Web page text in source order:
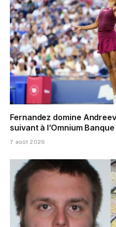
Fernandez domine
suivant à l’Omnium
7 août 2026